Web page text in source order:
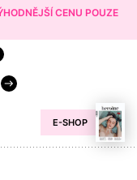
CENU POUZE
E-SHOP